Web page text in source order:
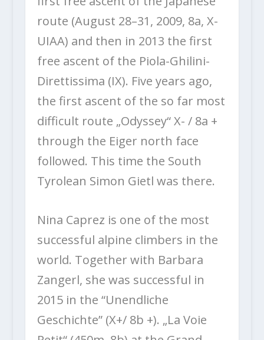
route (August 28–31, 2009, 8a, X-
UIAA) and then in 2013 the first
free ascent of the Piola-Ghilini-
Direttissima (IX). Five years ago,
the first ascent of the so far most
difficult route „Odyssey“ X- / 8a +
through the Eiger north face
followed. This time the South
Tyrolean Simon Gietl was there.
Nina Caprez is one of the most
successful alpine climbers in the
world. Together with Barbara
Zangerl, she was successful in
2015 in the “Unendliche
Geschichte” (X+/ 8b +). „La Voie